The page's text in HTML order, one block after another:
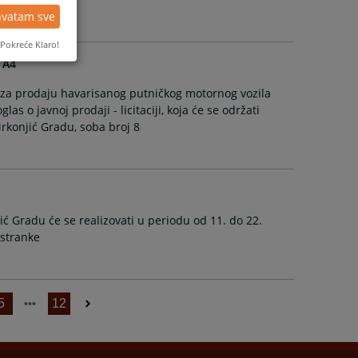
prodaju havarisanog putničkog motornog vozila
o javnoj prodaji - licitaciji, koja će se održati
Gradu, soba broj 8
Gradu će se realizovati u periodu od 11. do 22.
12
sve
Pokreće Klaro!